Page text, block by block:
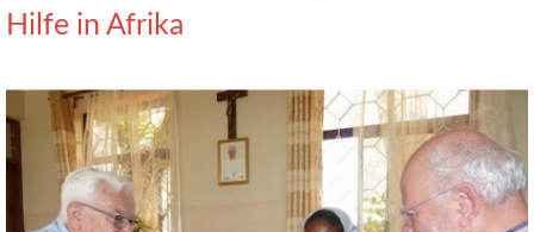
Hilfe in Afrika